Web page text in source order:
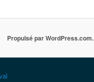
Propulsé par WordPress.com.